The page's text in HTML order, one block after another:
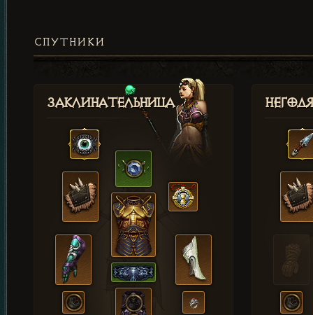
СПУТНИКИ
Заклинательница